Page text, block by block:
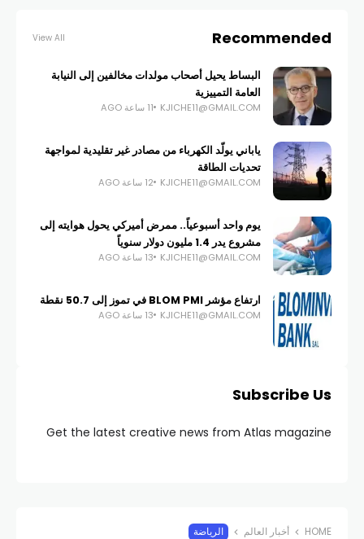
Recommended
View All
البساط يحيل أصحاب مولدات مخالفين إلى النيابة
العامة التمييزية
KJICHE11@GMAIL.COM 11 ساعة AGO
ياباني يولّد الكهرباء من مصادر غير تقليدية لمواجهة
تحديات الطاقة
KJICHE11@GMAIL.COM 12 ساعة AGO
يوم واحد أسبوعياً.. ممرض أميركي يحول هوايته إلى
مشروع يدر 1.4 مليون دولار سنوياً
KJICHE11@GMAIL.COM 13 ساعة AGO
ارتفاع مؤشر BLOM PMI في تموز إلى 50.7 نقطة
KJICHE11@GMAIL.COM 13 ساعة AGO
Subscribe Us
Get the latest creative news from Atlas magazine
HOME أخبار العالم الرياضة